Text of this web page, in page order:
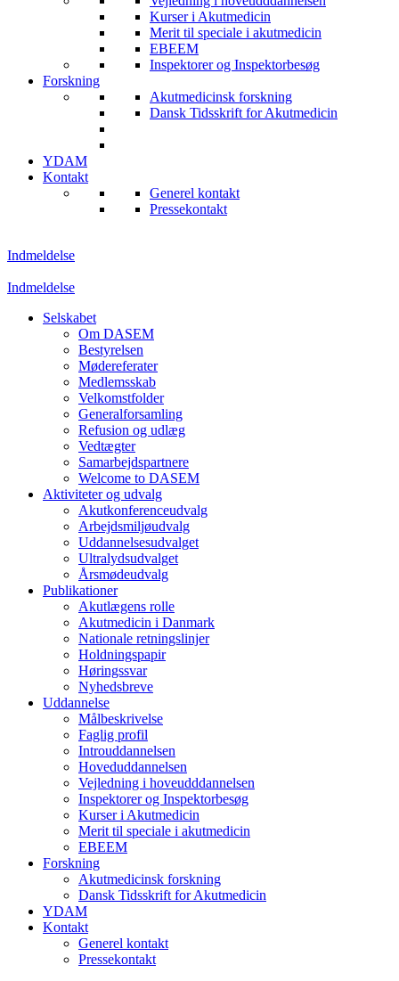
Kurser i Akutmedicin
Merit til speciale i akutmedicin
EBEEM
Inspektorer og Inspektorbesøg
Forskning
Akutmedicinsk forskning
Dansk Tidsskrift for Akutmedicin
YDAM
Kontakt
Generel kontakt
Pressekontakt
Indmeldelse
Indmeldelse
Selskabet
Om DASEM
Bestyrelsen
Mødereferater
Medlemsskab
Velkomstfolder
Generalforsamling
Refusion og udlæg
Vedtægter
Samarbejdspartnere
Welcome to DASEM
Aktiviteter og udvalg
Akutkonferenceudvalg
Arbejdsmiljøudvalg
Uddannelsesudvalget
Ultralydsudvalget
Årsmødeudvalg
Publikationer
Akutlægens rolle
Akutmedicin i Danmark
Nationale retningslinjer
Holdningspapir
Høringssvar
Nyhedsbreve
Uddannelse
Målbeskrivelse
Faglig profil
Introuddannelsen
Hoveduddannelsen
Vejledning i hoveudddannelsen
Inspektorer og Inspektorbesøg
Kurser i Akutmedicin
Merit til speciale i akutmedicin
EBEEM
Forskning
Akutmedicinsk forskning
Dansk Tidsskrift for Akutmedicin
YDAM
Kontakt
Generel kontakt
Pressekontakt